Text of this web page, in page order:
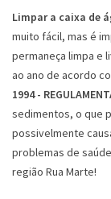
Limpar a caixa de
muito fácil, mas é
permaneça limpa e
ao ano de acordo
1994 -
sedimentos, o que
possivelmente
problemas de
região Rua Marte!